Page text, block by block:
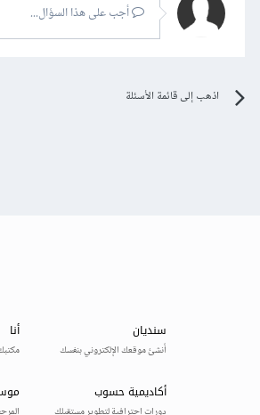
أجب على هذا السؤال...
اذهب إلى قائمة الأسئلة